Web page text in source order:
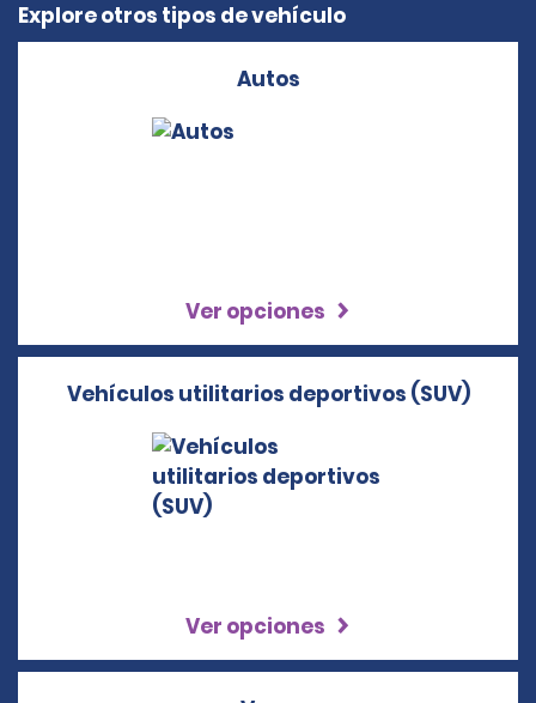
Explore otros tipos de vehículo
Autos
Ver opciones
Vehículos utilitarios deportivos (SUV)
Ver opciones